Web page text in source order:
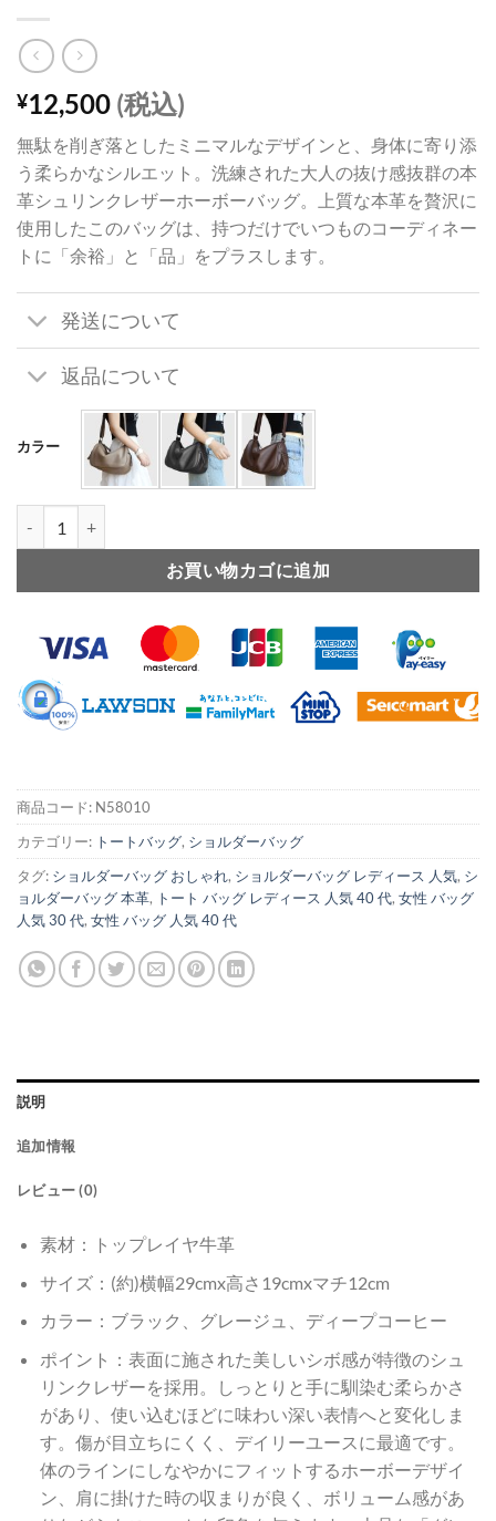
¥12,500 (税込)
無駄を削ぎ落としたミニマルなデザインと、身体に寄り添
う柔らかなシルエット。洗練された大人の抜け感抜群の本
革シュリンクレザーホーボーバッグ。上質な本革を贅沢に
使用したこのバッグは、持つだけでいつものコーディネー
トに「余裕」と「品」をプラスします。
発送について
返品について
カラー
お買い物カゴに追加
商品コード: N58010
カテゴリー: トートバッグ, ショルダーバッグ
タグ: ショルダーバッグ おしゃれ, ショルダーバッグ レディース 人気, シ
ョルダーバッグ 本革, トート バッグ レディース 人気 40 代, 女性 バッグ
人気 30 代, 女性 バッグ 人気 40 代
説明
追加情報
レビュー (0)
素材：トップレイヤ牛革
サイズ：(約)横幅29cmx高さ19cmxマチ12cm
カラー：ブラック、グレージュ、ディープコーヒー
ポイント：表面に施された美しいシボ感が特徴のシュ
リンクレザーを採用。しっとりと手に馴染む柔らかさ
があり、使い込むほどに味わい深い表情へと変化しま
す。傷が目立ちにくく、デイリーユースに最適です。
体のラインにしなやかにフィットするホーボーデザイ
ン、肩に掛けた時の収まりが良く、ボリューム感があ